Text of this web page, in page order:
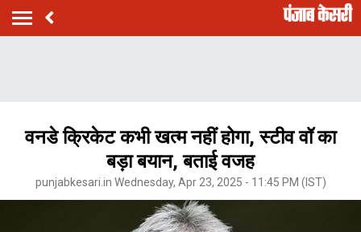
वनडे क्रिकेट कभी खत्म नहीं होगा, स्टीव वॉ का
बड़ा बयान, बताई वजह
punjabkesari.in Wednesday, Apr 23, 2025 - 11:45 PM (IST)